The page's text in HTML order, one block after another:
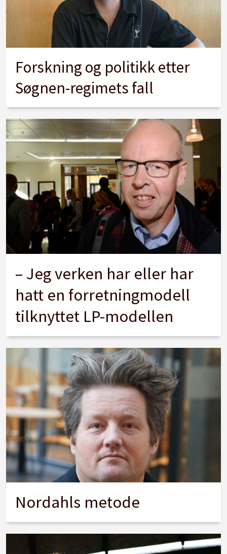
Forskning og politikk etter
Søgnen-regimets fall
– Jeg verken har eller har
hatt en forretningmodell
tilknyttet LP-modellen
Nordahls metode